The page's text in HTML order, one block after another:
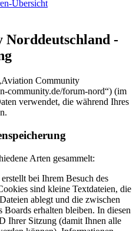
Übersicht
-
Community
community.de/forum-nord“) (im
verwendet, die während Ihres
Arten gesammelt:
bei Ihrem Besuch des
sind kleine Textdateien, die
ablegt und die zwischen
erhalten bleiben. In diesen
Ihrer Sitzung (damit Ihnen alle